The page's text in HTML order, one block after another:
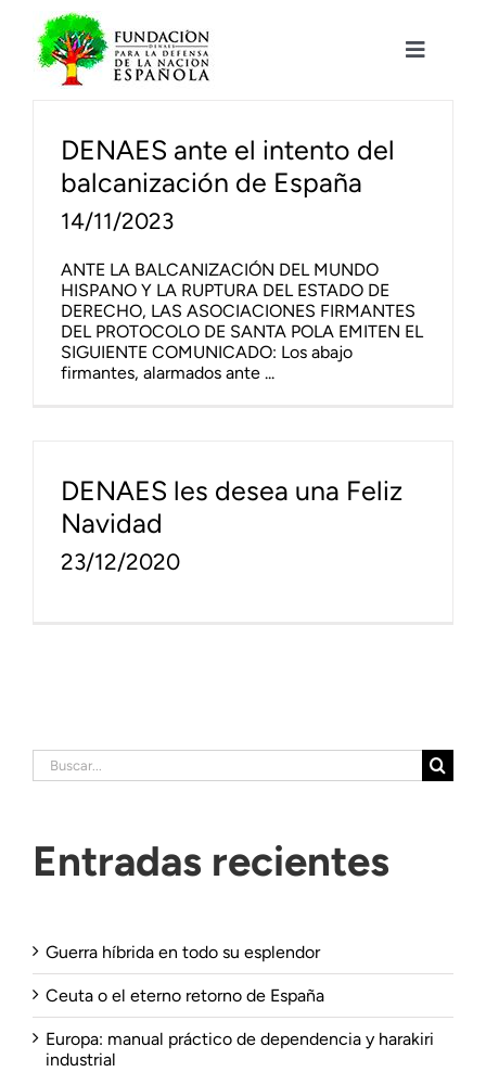
contenido
Toggle
Agenda
Actividades
DENAES ante el intento del
balcanización de España
14/11/2023
ANTE LA BALCANIZACIÓN DEL MUNDO
HISPANO Y LA RUPTURA DEL ESTADO DE
DERECHO, LAS ASOCIACIONES FIRMANTES
DEL PROTOCOLO DE SANTA POLA EMITEN EL
SIGUIENTE COMUNICADO: Los abajo
firmantes, alarmados ante ...
DENAES les desea una Feliz
Navidad
23/12/2020
Buscar:
Entradas recientes
Guerra híbrida en todo su esplendor
Ceuta o el eterno retorno de España
Europa: manual práctico de dependencia y harakiri
industrial